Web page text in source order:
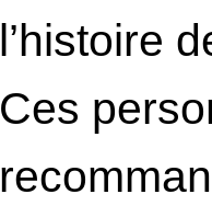
l’histoire
Ces